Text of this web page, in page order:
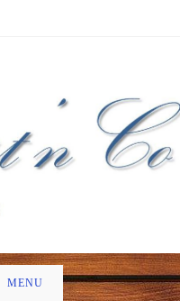
MENU